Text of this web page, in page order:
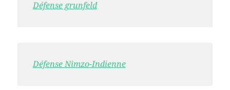
Défense grunfeld
Défense Nimzo-Indienne